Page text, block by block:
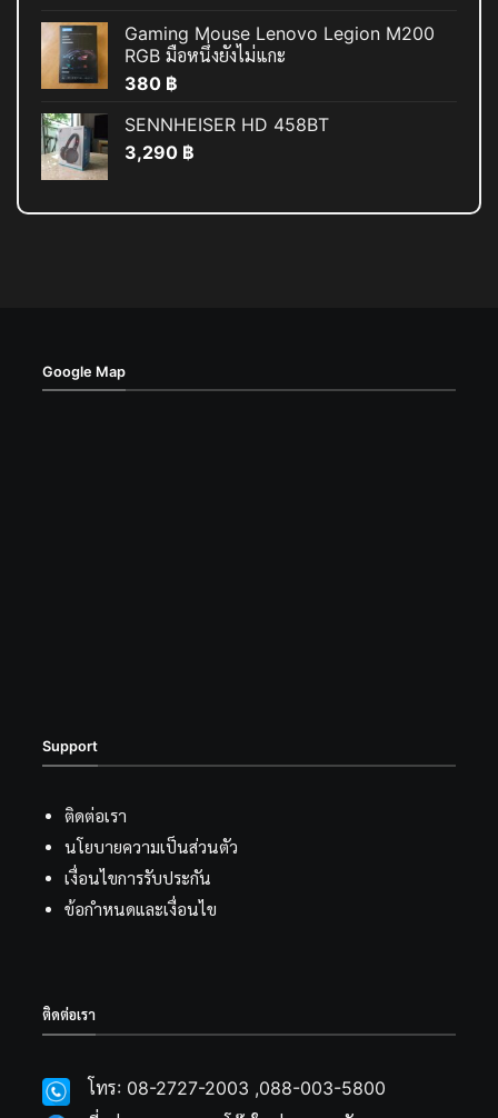
Gaming Mouse Lenovo Legion M200
RGB มือหนึ่งยังไม่แกะ
380 ฿
SENNHEISER HD 458BT
3,290 ฿
Google Map
Support
ติดต่อเรา
นโยบายความเป็นส่วนตัว
เงื่อนไขการรับประกัน
ข้อกำหนดและเงื่อนไข
ติดต่อเรา
โทร: 08-2727-2003 ,088-003-5800